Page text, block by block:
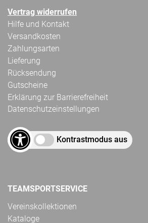
Vertrag widerrufen
Hilfe und Kontakt
Versandkosten
Zahlungsarten
Lieferung
Rücksendung
Gutscheine
Erklärung zur Barrierefreiheit
Datenschutzeinstellungen
Kontrastmodus aus
TEAMSPORTSERVICE
Vereinskollektionen
Kataloge